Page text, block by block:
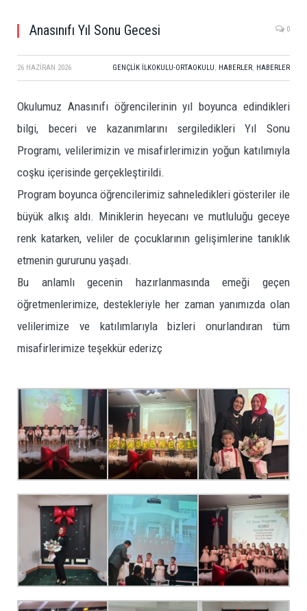
Anasınıfı Yıl Sonu Gecesi 0
26 HAZIRAN 2026 GENÇLIK İLKOKULU-ORTAOKULU, HABERLER, HABERLER
Okulumuz Anasınıfı öğrencilerinin yıl boyunca edindikleri
bilgi, beceri ve kazanımlarını sergiledikleri Yıl Sonu
Programı, velilerimizin ve misafirlerimizin yoğun katılımıyla
coşku içerisinde gerçekleştirildi.
Program boyunca öğrencilerimiz sahneledikleri gösteriler ile
büyük alkış aldı. Miniklerin heyecanı ve mutluluğu geceye
renk katarken, veliler de çocuklarının gelişimlerine tanıklık
etmenin gururunu yaşadı.
Bu anlamlı gecenin hazırlanmasında emeği geçen
öğretmenlerimize, destekleriyle her zaman yanımızda olan
velilerimize ve katılımlarıyla bizleri onurlandıran tüm
misafirlerimize teşekkür ederizç